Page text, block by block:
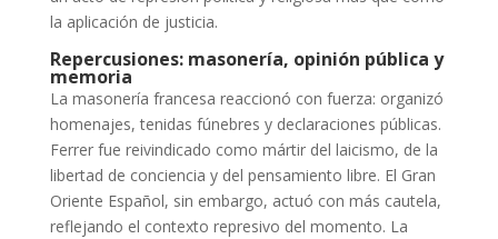
la aplicación de justicia.
Repercusiones: masonería, opinión pública y
memoria
La masonería francesa reaccionó con fuerza: organizó
homenajes, tenidas fúnebres y declaraciones públicas.
Ferrer fue reivindicado como mártir del laicismo, de la
libertad de conciencia y del pensamiento libre. El Gran
Oriente Español, sin embargo, actuó con más cautela,
reflejando el contexto represivo del momento. La